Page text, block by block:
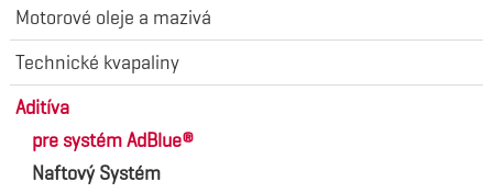
Motorové oleje a mazivá
Technické kvapaliny
Aditíva
pre systém AdBlue®
Naftový Systém